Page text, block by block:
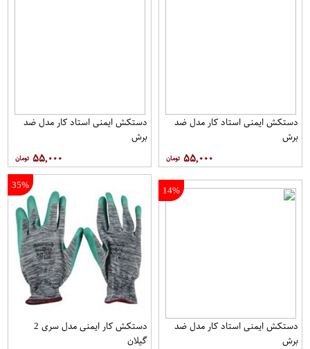
دستکش ایمنی استاد کار مدل ضد
برش
۵۵,۰۰۰
دستکش ایمنی استاد کار مدل ضد
برش
۵۵,۰۰۰
14%
دستکش ایمنی استاد کار مدل ضد
برش
35%
دستکش کار ایمنی مدل سری 2
گیلان